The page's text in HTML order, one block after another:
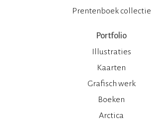
Prentenboek collectie
Portfolio
Illustraties
Kaarten
Grafisch werk
Boeken
Arctica